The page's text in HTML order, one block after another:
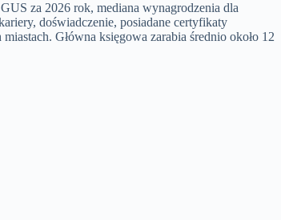
za 2026 rok, mediana wynagrodzenia dla
doświadczenie, posiadane certyfikaty
Główna księgowa zarabia średnio około 12